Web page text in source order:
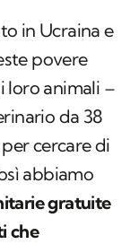
in Ucraina e
povere
loro animali –
da 38
cercare di
abbiamo
gratuite
che